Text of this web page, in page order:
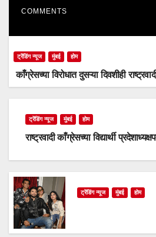
COMMENTS
ट्रेंडिंग न्यूज मुंबई होम
काँग्रेसच्या विरोधात दुसऱ्या दिवशीही
ट्रेंडिंग न्यूज मुंबई होम
राष्ट्रवादी काँग्रेसच्या विद्यार्थी
ट्रेंडिंग न्यूज मुंबई होम